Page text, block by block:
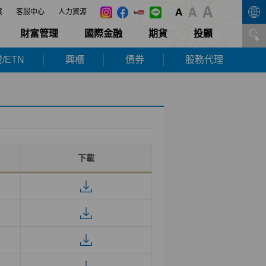
客服中心 人力資源
財富管理 國際金融 期貨 投顧
ETN 興櫃 債券 股務代理
下載